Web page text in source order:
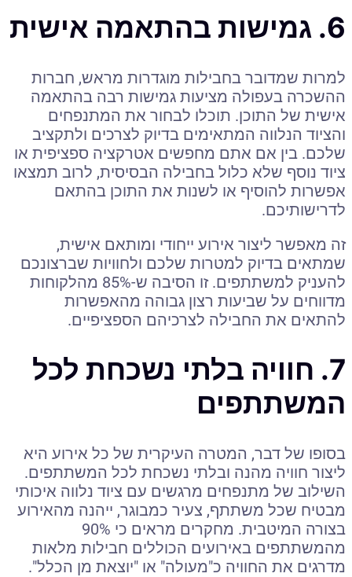
6. גמישות בהתאמה אישית
למרות שמדובר בחבילות מוגדרות מראש, חברות
ההשכרה בעפולה מציעות גמישות רבה בהתאמה
אישית של התוכן. תוכלו לבחור את המתנפחים
והציוד הנלווה המתאימים בדיוק לצרכים ולתקציב
שלכם. בין אם אתם מחפשים אטרקציה ספציפית או
ציוד נוסף שלא כלול בחבילה הבסיסית, לרוב תמצאו
אפשרות להוסיף או לשנות את התוכן בהתאם
לדרישותיכם.
זה מאפשר ליצור אירוע ייחודי ומותאם אישית,
שמתאים בדיוק למטרות שלכם ולחוויות שברצונכם
להעניק למשתתפים. זו הסיבה ש-85% מהלקוחות
מדווחים על שביעות רצון גבוהה מהאפשרות
להתאים את החבילה לצרכיהם הספציפיים.
7. חוויה בלתי נשכחת לכל
המשתתפים
בסופו של דבר, המטרה העיקרית של כל אירוע היא
ליצור חוויה מהנה ובלתי נשכחת לכל המשתתפים.
השילוב של מתנפחים מרגשים עם ציוד נלווה איכותי
מבטיח שכל משתתף, צעיר כמבוגר, ייהנה מהאירוע
בצורה המיטבית. מחקרים מראים כי 90%
מהמשתתפים באירועים הכוללים חבילות מלאות
מדרגים את החוויה כ"מעולה" או "יוצאת מן הכלל".